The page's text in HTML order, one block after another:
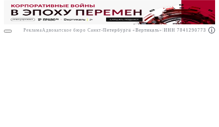
РекламаООО "Право.ру" ИНН: 7704835288
Реклама Адвокатское бюро Санкт-Петербурга «Вертикаль» ИНН 7841290773